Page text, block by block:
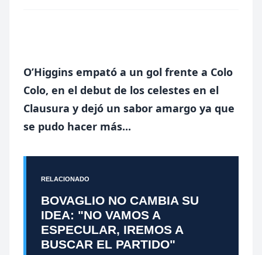
O’Higgins empató a un gol frente a Colo
Colo, en el debut de los celestes en el
Clausura y dejó un sabor amargo ya que
se pudo hacer más...
RELACIONADO
BOVAGLIO NO CAMBIA SU
IDEA: "NO VAMOS A
ESPECULAR, IREMOS A
BUSCAR EL PARTIDO"